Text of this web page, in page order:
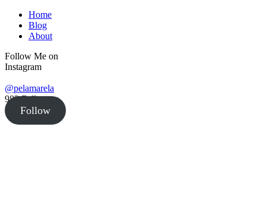
Home
Blog
About
Follow Me on
Instagram
@pelamarela
982Followers
Follow